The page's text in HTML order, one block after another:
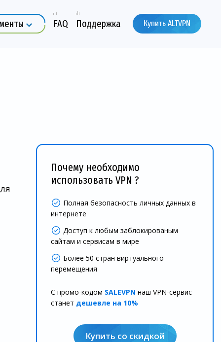
FAQ Поддержка Купить ALTVPN
Почему необходимо
использовать VPN ?
Полная безопасность личных данных в
интернете
Доступ к любым заблокированым
сайтам и сервисам в мире
Более 50 стран виртуального
перемещения
С промо-кодом SALEVPN наш VPN-сервис
станет дешевле на 10%
Купить со скидкой